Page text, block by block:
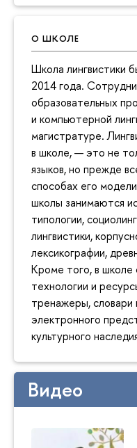
О ШКОЛЕ
Школа лингвистики
2014 года.
образовательных
и компьютерной
магистратуре.
в школе, — это не
языков, но прежде
способах его
школы занимаются
типологии,
лингвистики,
лексикографии,
Кроме того, в школе
технологии и
тренажеры, словари
электронного
культурного
Видео